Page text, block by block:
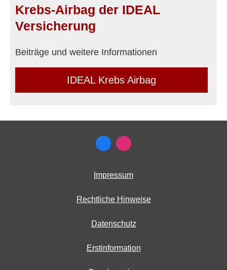
Krebs-Airbag der IDEAL
Versicherung
Beiträge und weitere Informationen
IDEAL Krebs Airbag
Impressum
Rechtliche Hinweise
Datenschutz
Erstinformation